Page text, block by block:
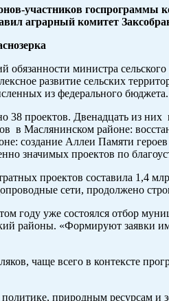
участников госпрограммы
аграрный комитет
министра
развитие сельских
из федерального бюджета.
38 проектов. Двенадцать из
в Маслянинском районе:
создание Аллеи Памяти
значимых проектов по
проектов составила 1,4
сети, продолжено
году уже состоялся отбор
районы. «Формируют заявки
чаще всего в контексте
политике, природным ресурсам